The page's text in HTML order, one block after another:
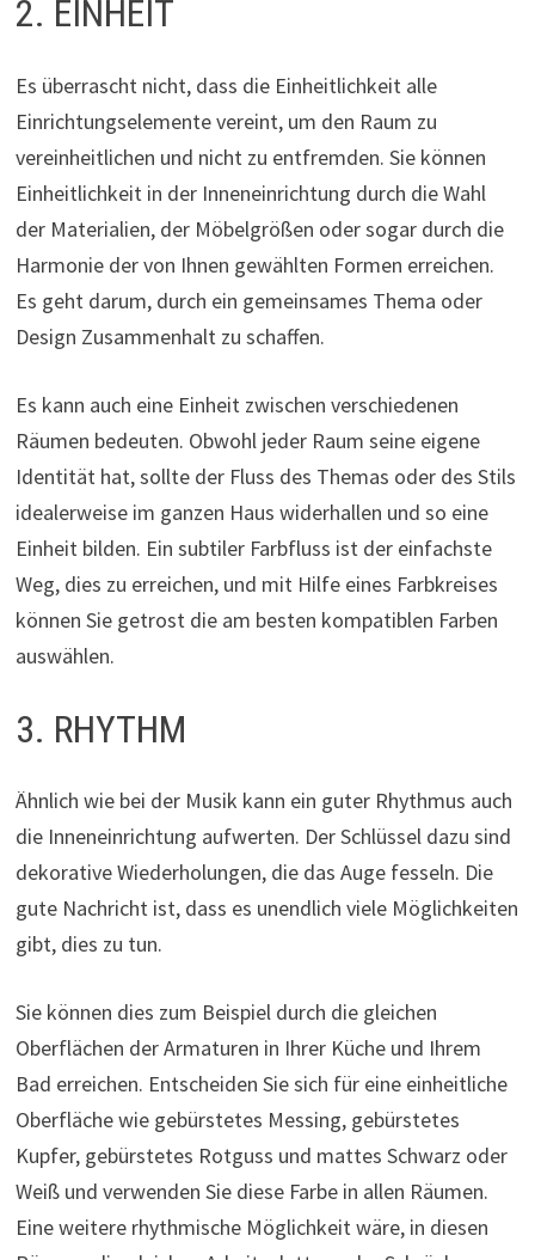
2. EINHEIT
Es überrascht nicht, dass die Einheitlichkeit alle
Einrichtungselemente vereint, um den Raum zu
vereinheitlichen und nicht zu entfremden. Sie können
Einheitlichkeit in der Inneneinrichtung durch die Wahl
der Materialien, der Möbelgrößen oder sogar durch die
Harmonie der von Ihnen gewählten Formen erreichen.
Es geht darum, durch ein gemeinsames Thema oder
Design Zusammenhalt zu schaffen.
Es kann auch eine Einheit zwischen verschiedenen
Räumen bedeuten. Obwohl jeder Raum seine eigene
Identität hat, sollte der Fluss des Themas oder des Stils
idealerweise im ganzen Haus widerhallen und so eine
Einheit bilden. Ein subtiler Farbfluss ist der einfachste
Weg, dies zu erreichen, und mit Hilfe eines Farbkreises
können Sie getrost die am besten kompatiblen Farben
auswählen.
3. RHYTHM
Ähnlich wie bei der Musik kann ein guter Rhythmus auch
die Inneneinrichtung aufwerten. Der Schlüssel dazu sind
dekorative Wiederholungen, die das Auge fesseln. Die
gute Nachricht ist, dass es unendlich viele Möglichkeiten
gibt, dies zu tun.
Sie können dies zum Beispiel durch die gleichen
Oberflächen der Armaturen in Ihrer Küche und Ihrem
Bad erreichen. Entscheiden Sie sich für eine einheitliche
Oberfläche wie gebürstetes Messing, gebürstetes
Kupfer, gebürstetes Rotguss und mattes Schwarz oder
Weiß und verwenden Sie diese Farbe in allen Räumen.
Eine weitere rhythmische Möglichkeit wäre, in diesen